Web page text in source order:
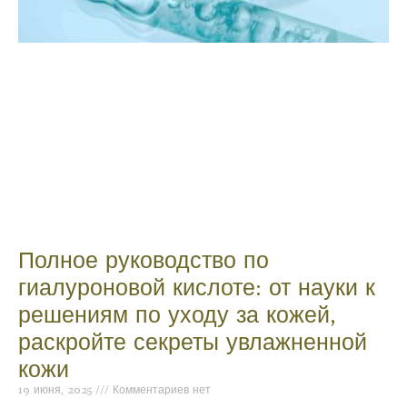
Полное руководство по
гиалуроновой кислоте: от науки к
решениям по уходу за кожей,
раскройте секреты увлажненной
кожи
19 июня, 2025 Комментариев нет